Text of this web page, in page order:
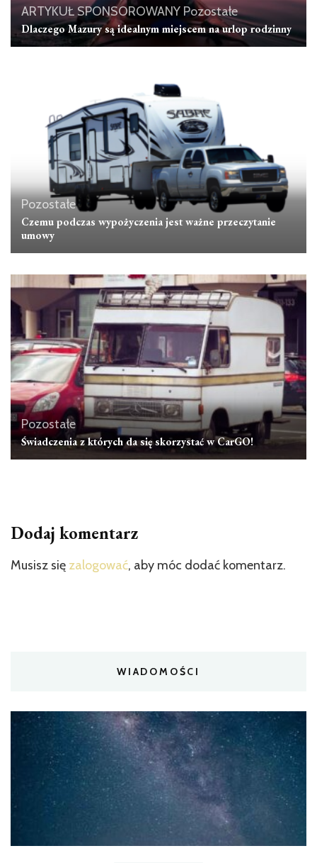
ARTYKUŁ SPONSOROWANY Pozostałe
Dlaczego Mazury są idealnym miejscem na urlop rodzinny
Pozostałe
Czemu podczas wypożyczenia jest ważne przeczytanie
umowy
Pozostałe
Świadczenia z których da się skorzystać w CarGO!
Dodaj komentarz
Musisz się zalogować, aby móc dodać komentarz.
WIADOMOŚCI